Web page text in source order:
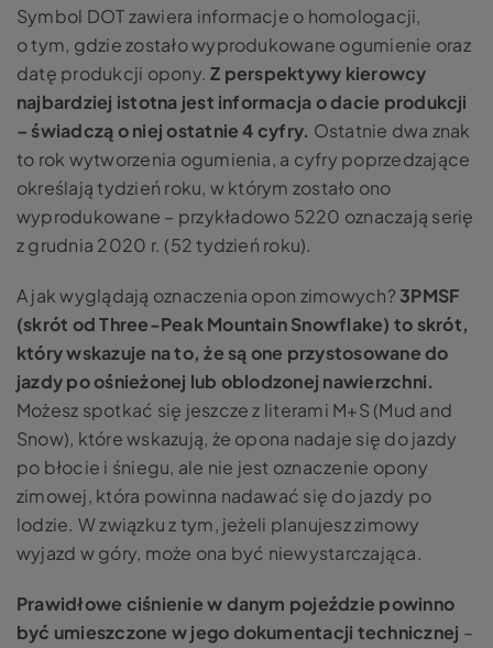
Symbol DOT zawiera informacje o homologacji,
o tym, gdzie zostało wyprodukowane ogumienie oraz
datę produkcji opony.Z perspektywy kierowcy
najbardziej istotna jest informacja o dacie produkcji
– świadczą o niej ostatnie 4 cyfry. Ostatnie dwa znak
to rok wytworzenia ogumienia, a cyfry poprzedzające
określają tydzień roku, w którym zostało ono
wyprodukowane – przykładowo 5220 oznaczają serię
z grudnia 2020 r. (52 tydzień roku).
A jak wyglądają oznaczenia opon zimowych?3PMSF
(skrót od Three-Peak Mountain Snowflake) to skrót,
który wskazuje na to, że są one przystosowane do
jazdy po ośnieżonej lub oblodzonej nawierzchni.
Możesz spotkać się jeszcze z literami M+S (Mud and
Snow), które wskazują, że opona nadaje się do jazdy
po błocie i śniegu, ale nie jest oznaczenie opony
zimowej, która powinna nadawać się do jazdy po
lodzie. W związku z tym, jeżeli planujesz zimowy
wyjazd w góry, może ona być niewystarczająca.
Prawidłowe ciśnienie w danym pojeździe powinno
być umieszczone w jego dokumentacji technicznej –